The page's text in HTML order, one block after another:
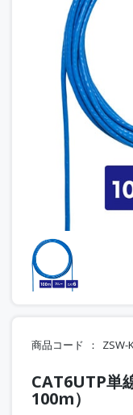
商品コード ZSW-
CAT6UTP単
100m）